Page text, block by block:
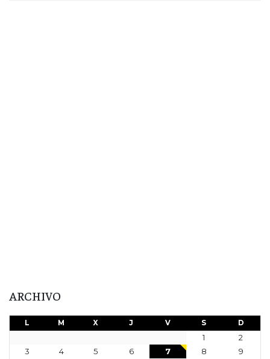
ARCHIVO
L M X J V S D
1
2
3
4 5 6 7 8
9